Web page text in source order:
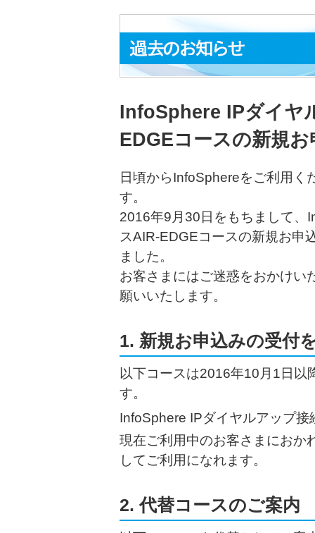
InfoSphere IPダイヤ
EDGEコースの新規
日頃からInfoSphereをご利用く
す。
2016年9月30日をもちまして、
スAIR-EDGEコースの新規お申
ました。
お客さまにはご迷惑をおかけい
願いいたします。
1. 新規お申込みの受付
以下コースは2016年10月1日以
す。
InfoSphere IPダイヤルアップ
現在ご利用中のお客さまにおか
してご利用になれます。
2. 代替コースのご案内